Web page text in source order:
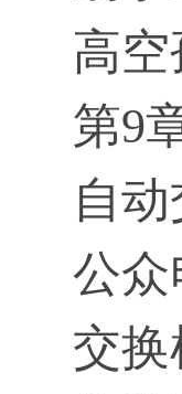
高
第9
自
公众
交换